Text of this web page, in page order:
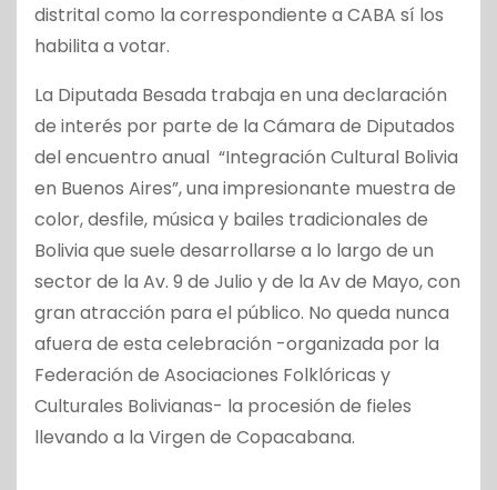
distrital como la correspondiente a CABA sí los
habilita a votar.
La Diputada Besada trabaja en una declaración
de interés por parte de la Cámara de Diputados
del encuentro anual “Integración Cultural Bolivia
en Buenos Aires”, una impresionante muestra de
color, desfile, música y bailes tradicionales de
Bolivia que suele desarrollarse a lo largo de un
sector de la Av. 9 de Julio y de la Av de Mayo, con
gran atracción para el público. No queda nunca
afuera de esta celebración -organizada por la
Federación de Asociaciones Folklóricas y
Culturales Bolivianas- la procesión de fieles
llevando a la Virgen de Copacabana.